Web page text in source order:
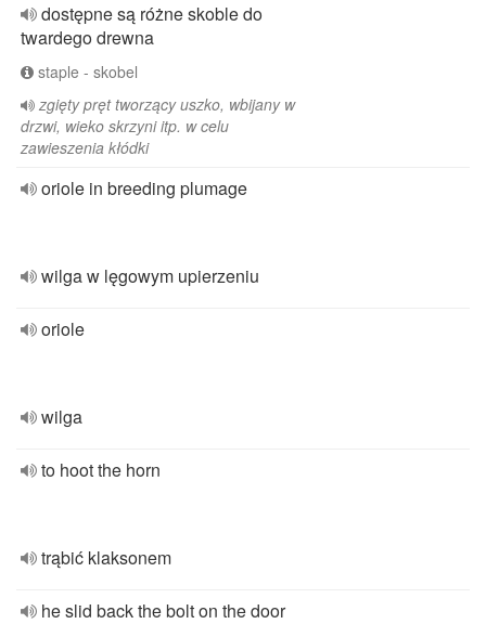
dostępne są różne skoble do
twardego drewna
staple - skobel
zgięty pręt tworzący uszko, wbijany w
drzwi, wieko skrzyni itp. w celu
zawieszenia kłódki
oriole in breeding plumage
wilga w lęgowym upierzeniu
oriole
wilga
to hoot the horn
trąbić klaksonem
he slid back the bolt on the door